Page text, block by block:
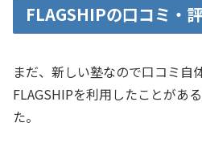
FLAGSHIPの口コミ・
まだ、新しい塾なので口コミ自
FLAGSHIPを利用したことがあ
た。